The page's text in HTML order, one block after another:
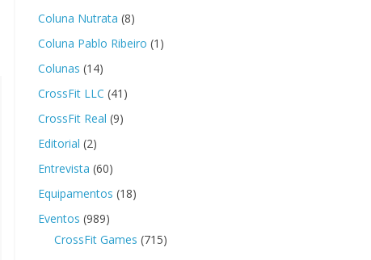
Coluna Nutrata (8)
Coluna Pablo Ribeiro (1)
Colunas (14)
CrossFit LLC (41)
CrossFit Real (9)
Editorial (2)
Entrevista (60)
Equipamentos (18)
Eventos (989)
CrossFit Games (715)